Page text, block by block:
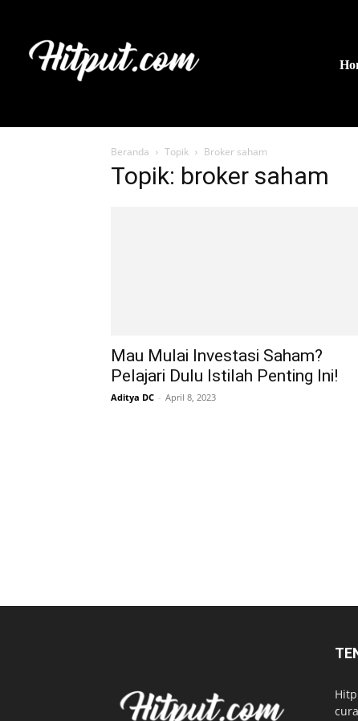
Beranda Topik Broker saham
Topik: broker saham
Mau Mulai Investasi Saham?
Pelajari Dulu Istilah Penting Ini!
Aditya DC - April 8, 2023